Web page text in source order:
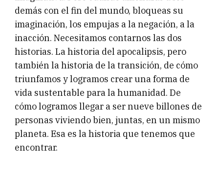
demás con el fin del mundo, bloqueas su
imaginación, los empujas a la negación, a la
inacción. Necesitamos contarnos las dos
historias. La historia del apocalipsis, pero
también la historia de la transición, de cómo
triunfamos y logramos crear una forma de
vida sustentable para la humanidad. De
cómo logramos llegar a ser nueve billones de
personas viviendo bien, juntas, en un mismo
planeta. Esa es la historia que tenemos que
encontrar.